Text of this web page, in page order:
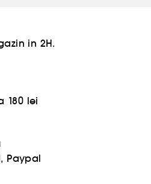
in 2H.
180 lei
Paypal